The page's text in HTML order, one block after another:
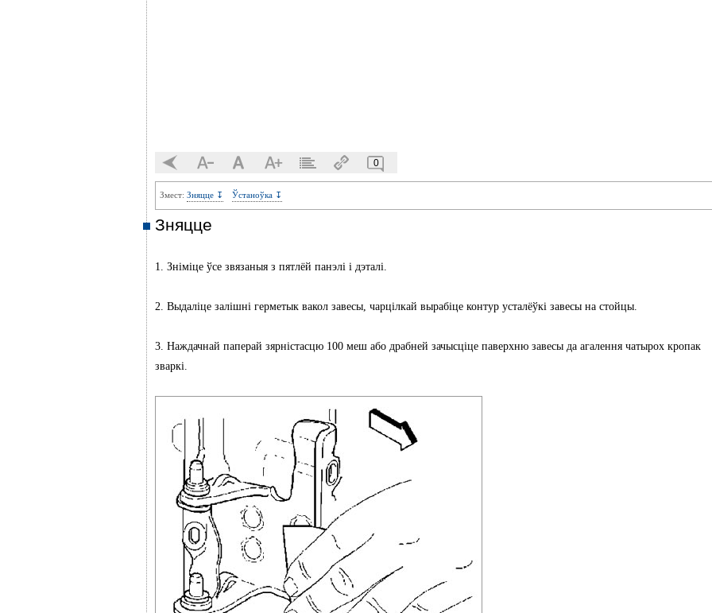
0
Змест: Зняцце ↧ Ўстаноўка ↧
Зняцце
1. Зніміце ўсе звязаныя з пятлёй панэлі і дэталі.
2. Выдаліце залішні герметык вакол завесы, чарцілкай вырабіце контур усталёўкі завесы на стойцы.
3. Наждачнай паперай зярністасцю 100 меш або драбней зачысціце паверхню завесы да агалення чатырох кропак
зваркі.